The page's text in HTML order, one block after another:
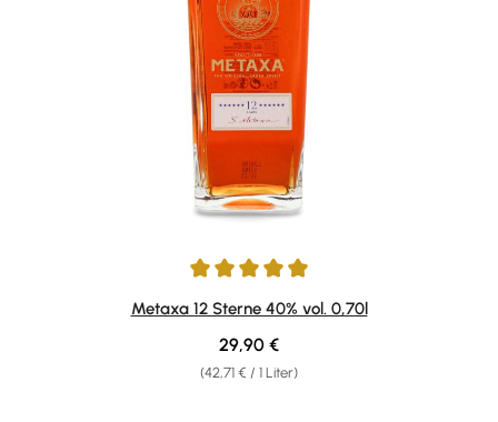
Durchschnittliche Bewertung von 4.9 von 5 Sternen
Metaxa 12 Sterne 40% vol. 0,70l
(42,71 € / 1 Liter)
Regulärer Preis:
29,90 €